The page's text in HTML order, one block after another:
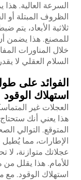
السرعة العالية.
الظروف المبتلة أو
ثلاثية الأبعاد، يتم
للمصنع. هذا يضمن
خلال المناورات
السلام العقلي لا
الفوائد على
استهلاك الوقود
العجلات غير
هذا يعني أنك
المتوقع. التوالي
الإطارات، مما
عجلاتك متوازنة، لا
للأمام. هذا يقلل
استهلاك الوقود.